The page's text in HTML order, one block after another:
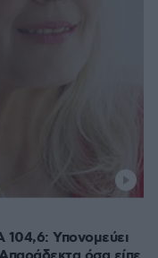
Υπονομεύει